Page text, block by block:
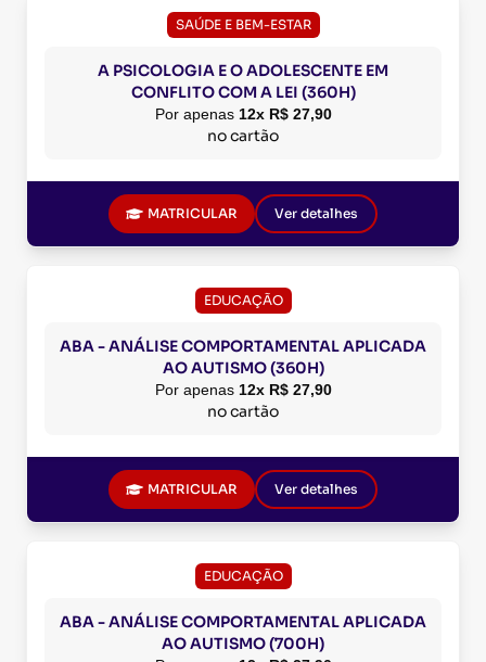
SAÚDE E BEM-ESTAR
A PSICOLOGIA E O ADOLESCENTE EM
CONFLITO COM A LEI (360H)
Por apenas 12x R$ 27,90
no cartão
MATRICULAR Ver detalhes
EDUCAÇÃO
ABA - ANÁLISE COMPORTAMENTAL APLICADA
AO AUTISMO (360H)
Por apenas 12x R$ 27,90
no cartão
MATRICULAR Ver detalhes
EDUCAÇÃO
ABA - ANÁLISE COMPORTAMENTAL APLICADA
AO AUTISMO (700H)